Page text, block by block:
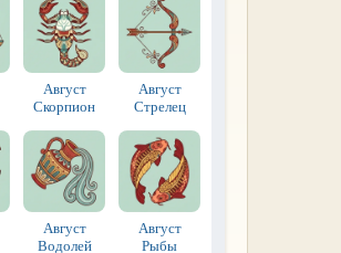
Август
Скорпион
Август
Стрелец
Август
Водолей
Август
Рыбы